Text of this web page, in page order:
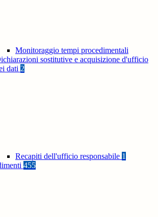
Monitoraggio tempi procedimentali
sostitutive e acquisizione d'ufficio
dati 2
Recapiti dell'ufficio responsabile 1
455